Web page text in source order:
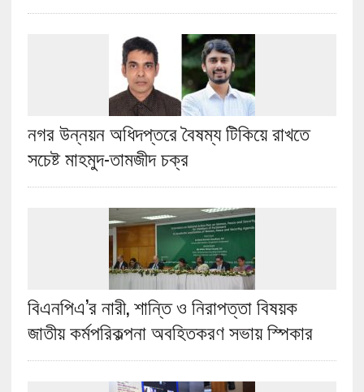
নগর উন্নয়ন অধিদপ্তরে বৈষম্য টিকিয়ে রাখতে
সচেষ্ট মাহমুদ-তামজীদ চক্র
বিএনপিএ’র নারী, শান্তি ও নিরাপত্তা বিষয়ক
জাতীয় কর্মপরিকল্পনা অবহিতকরণ সভায় স্পিকার